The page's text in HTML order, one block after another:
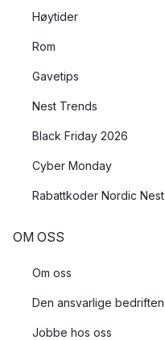
Høytider
Rom
Gavetips
Nest Trends
Black Friday 2026
Cyber Monday
Rabattkoder Nordic Nest
OM OSS
Om oss
Den ansvarlige bedriften
Jobbe hos oss